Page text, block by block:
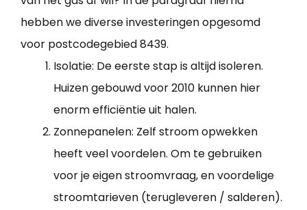
hebben we diverse investeringen opgesomd
voor postcodegebied 8439.
Isolatie: De eerste stap is altijd isoleren.
Huizen gebouwd voor 2010 kunnen hier
enorm efficiëntie uit halen.
Zonnepanelen: Zelf stroom opwekken
heeft veel voordelen. Om te gebruiken
voor je eigen stroomvraag, en voordelige
stroomtarieven (terugleveren / salderen).